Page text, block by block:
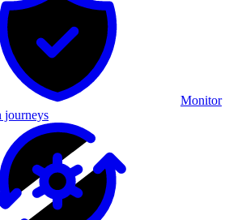
Monitor
journeys